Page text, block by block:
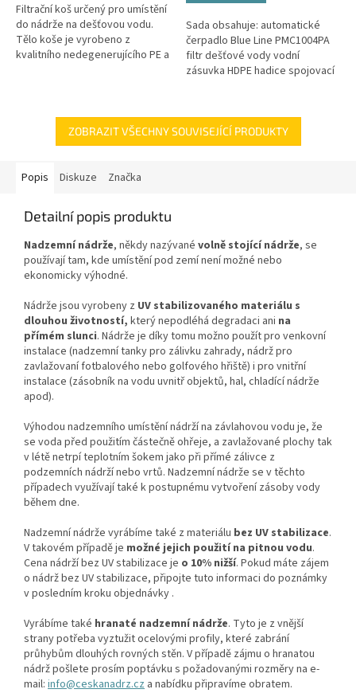
hvězdiček.
Filtrační koš určený pro umístění
do nádrže na dešťovou vodu.
Tělo koše je vyrobeno z
kvalitního nedegenerujícího PE a
Sada obsahuje: automatické
čerpadlo Blue Line PMC1004PA
filtr dešťové vody vodní
zásuvka HDPE hadice spojovací
ZOBRAZIT VŠECHNY SOUVISEJÍCÍ PRODUKTY
Popis Diskuze Značka
Detailní popis produktu
Nadzemní nádrže, někdy nazývané volně stojící nádrže, se
používají tam, kde umístění pod zemí není možné nebo
ekonomicky výhodné.
Nádrže jsou vyrobeny z UV stabilizovaného materiálu s
dlouhou životností, který nepodléhá degradaci ani na
přímém slunci. Nádrže je díky tomu možno použít pro venkovní
instalace (nadzemní tanky pro zálivku zahrady, nádrž pro
zavlažovaní fotbalového nebo golfového hřiště) i pro vnitřní
instalace (zásobník na vodu uvnitř objektů, hal, chladící nádrže
apod).
Výhodou nadzemního umístění nádrží na závlahovou vodu je, že
se voda před použitím částečně ohřeje, a zavlažované plochy tak
v létě netrpí teplotním šokem jako při přímé zálivce z
podzemních nádrží nebo vrtů. Nadzemní nádrže se v těchto
případech využívají také k postupnému vytvoření zásoby vody
během dne.
Nadzemní nádrže vyrábíme také z materiálu bez UV stabilizace.
V takovém případě je možné jejich použití na pitnou vodu.
Cena nádrží bez UV stabilizace je o 10% nižší. Pokud máte zájem
o nádrž bez UV stabilizace, připojte tuto informaci do poznámky
v posledním kroku objednávky .
Vyrábíme také hranaté nadzemní nádrže. Tyto je z vnější
strany potřeba vyztužit ocelovými profily, které zabrání
průhybům dlouhých rovných stěn. V případě zájmu o hranatou
nádrž pošlete prosím poptávku s požadovanými rozměry na e-
mail: info@ceskanadrz.cz a nabídku připravíme obratem.